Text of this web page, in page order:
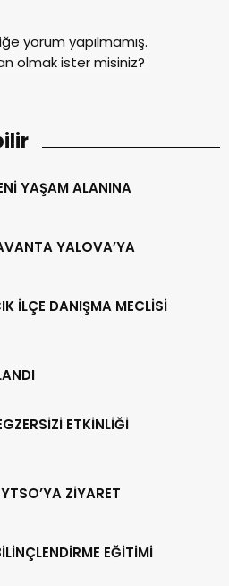
yorum yapılmamış.
olmak ister misiniz?
YAŞAM ALANINA
YALOVA’YA
İLÇE DANIŞMA MECLİSİ
ETKİNLİĞİ
ZİYARET
EĞİTİMİ